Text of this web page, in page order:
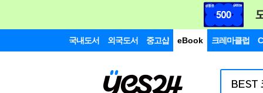
국내도서 외국도서 중고샵 eBook 크레마클럽